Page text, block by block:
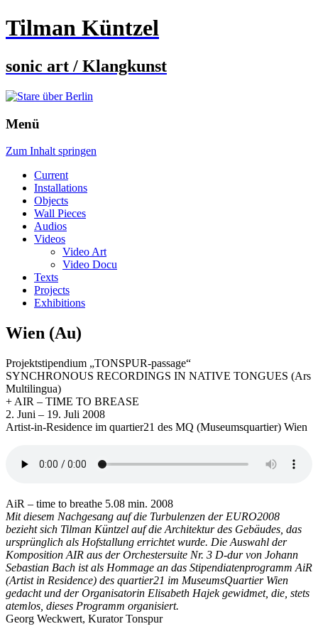
Tilman Küntzel
sonic art / Klangkunst
Menü
Zum Inhalt springen
Current
Installations
Objects
Wall Pieces
Audios
Videos
Video Art
Video Docu
Texts
Projects
Exhibitions
Wien (Au)
Projektstipendium „TONSPUR-passage“
SYNCHRONOUS RECORDINGS IN NATIVE TONGUES (Ars
Multilingua)
+ AIR – TIME TO BREASE
2. Juni – 19. Juli 2008
Artist-in-Residence im quartier21 des MQ (Museumsquartier) Wien
AiR – time to breathe 5.08 min. 2008
Mit diesem Nachgesang auf die Turbulenzen der EURO2008
bezieht sich Tilman Küntzel auf die Architektur des Gebäudes, das
ursprünglich als Hofstallung errichtet wurde. Die Auswahl der
Komposition AIR aus der Orchestersuite Nr. 3 D-dur von Johann
Sebastian Bach ist als Hommage an das Stipendiatenprogramm AiR
(Artist in Residence) des quartier21 im MuseumsQuartier Wien
gedacht und der Organisatorin Elisabeth Hajek gewidmet, die, stets
atemlos, dieses Programm organisiert.
Georg Weckwert, Kurator Tonspur